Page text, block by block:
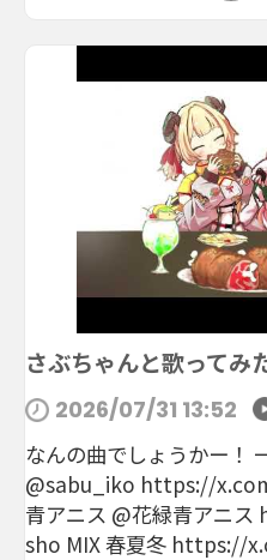
さぶちゃんと歌ってみ
2026/07/31 13:52
なんの曲でしょうかー！
@sabu_iko https://
青アニス @花緑青アニ
sho MIX 春夏冬 https://